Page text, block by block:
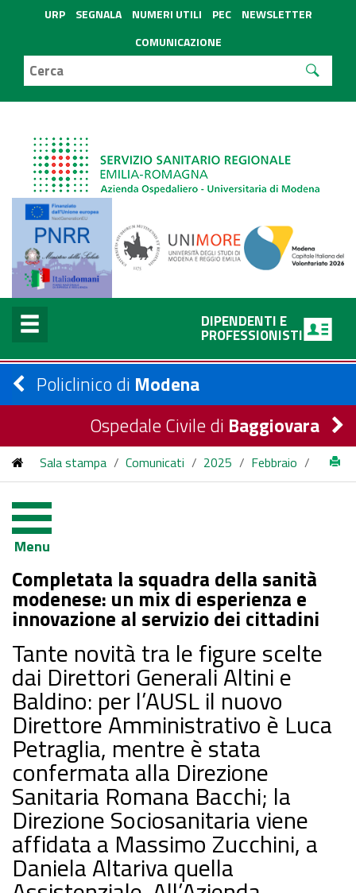
URP SEGNALA NUMERI UTILI PEC
NEWSLETTER
COMUNICAZIONE
DIPENDENTI E
PROFESSIONISTI
Policlinico di Modena
Ospedale Civile di Baggiovara
Sala stampa / Comunicati / 2025 / Febbraio /
esperienza e innovazione al servizio dei cittadini
Menu
Completata la squadra della sanità
modenese: un mix di esperienza e
innovazione al servizio dei cittadini
Tante novità tra le figure scelte
dai Direttori Generali Altini e
Baldino: per l’AUSL il nuovo
Direttore Amministrativo è Luca
Petraglia, mentre è stata
confermata alla Direzione
Sanitaria Romana Bacchi; la
Direzione Sociosanitaria viene
affidata a Massimo Zucchini, a
Daniela Altariva quella